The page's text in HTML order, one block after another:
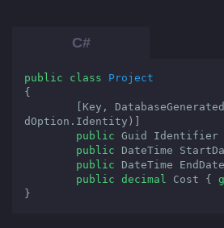
public class
Project
{
dOption.Identity)]
public Guid Identifier
public DateTime
public DateTime
public decimal Cost {
}